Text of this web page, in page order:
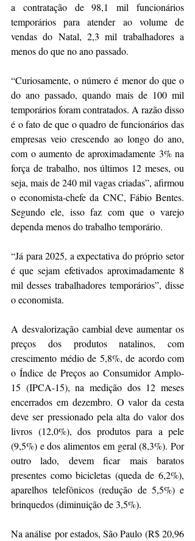
a contratação de 98,1 mil funcionários
temporários para atender ao volume de
vendas do Natal, 2,3 mil trabalhadores a
menos do que no ano passado.
“Curiosamente, o número é menor do que o
do ano passado, quando mais de 100 mil
temporários foram contratados. A razão disso
é o fato de que o quadro de funcionários das
empresas veio crescendo ao longo do ano,
com o aumento de aproximadamente 3% na
força de trabalho, nos últimos 12 meses, ou
seja, mais de 240 mil vagas criadas”, afirmou
o economista-chefe da CNC, Fábio Bentes.
Segundo ele, isso faz com que o varejo
dependa menos do trabalho temporário.
“Já para 2025, a expectativa do próprio setor
é que sejam efetivados aproximadamente 8
mil desses trabalhadores temporários”, disse
o economista.
A desvalorização cambial deve aumentar os
preços dos produtos natalinos, com
crescimento médio de 5,8%, de acordo com
o Índice de Preços ao Consumidor Amplo-
15 (IPCA-15), na medição dos 12 meses
encerrados em dezembro. O valor da cesta
deve ser pressionado pela alta do valor dos
livros (12,0%), dos produtos para a pele
(9,5%) e dos alimentos em geral (8,3%). Por
outro lado, devem ficar mais baratos
presentes como bicicletas (queda de 6,2%),
aparelhos telefônicos (redução de 5,5%) e
brinquedos (diminuição de 3,5%).
Na análise por estados, São Paulo (R$ 20,96